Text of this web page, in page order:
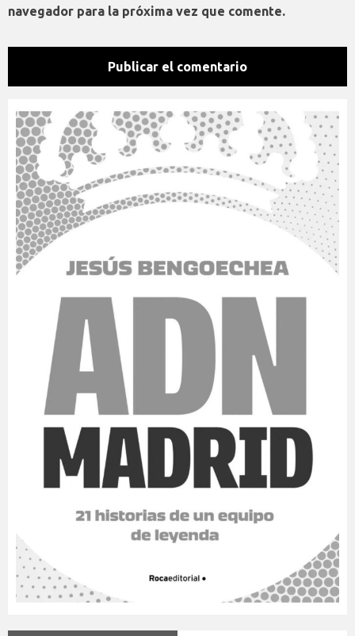
navegador para la próxima vez que comente.